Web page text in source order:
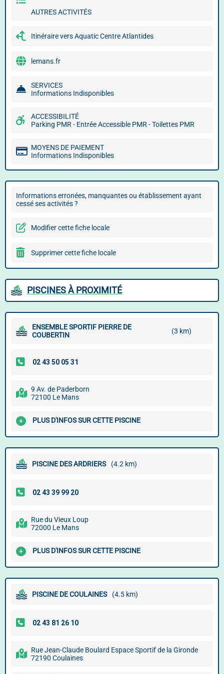
AUTRES ACTIVITÉS
Itinéraire vers Aquatic Centre Atlantides
lemans.fr
SERVICES
Informations Indisponibles
ACCESSIBILITÉ
Parking PMR - Entrée Accessible PMR - Toilettes PMR
MOYENS DE PAIEMENT
Informations Indisponibles
Informations erronées, manquantes ou établissement ayant
cessé ses activités ?
Modifier cette fiche locale
Supprimer cette fiche locale
PISCINES À PROXIMITÉ
ENSEMBLE SPORTIF PIERRE DE
COUBERTIN
(3 km)
9 Av. de Paderborn
72100 Le Mans
PLUS D'INFOS SUR CETTE PISCINE
PISCINE DES ARDRIERS (4.2 km)
Rue du Vieux Loup
72000 Le Mans
PLUS D'INFOS SUR CETTE PISCINE
PISCINE DE COULAINES (4.5 km)
Rue Jean-Claude Boulard Espace Sportif de la Gironde
72190 Coulaines